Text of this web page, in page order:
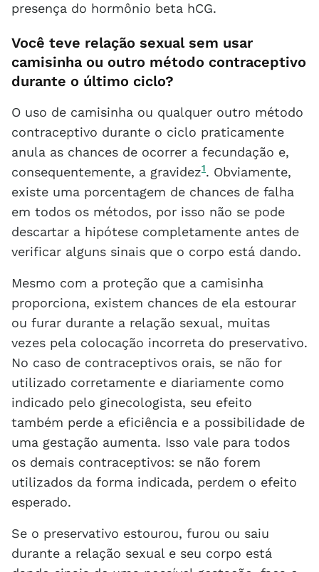
presença do hormônio beta hCG.
Você teve relação sexual sem usar
camisinha ou outro método contraceptivo
durante o último ciclo?
O uso de camisinha ou qualquer outro método
contraceptivo durante o ciclo praticamente
anula as chances de ocorrer a fecundação e,
consequentemente, a gravidez1. Obviamente,
existe uma porcentagem de chances de falha
em todos os métodos, por isso não se pode
descartar a hipótese completamente antes de
verificar alguns sinais que o corpo está dando.
Mesmo com a proteção que a camisinha
proporciona, existem chances de ela estourar
ou furar durante a relação sexual, muitas
vezes pela colocação incorreta do preservativo.
No caso de contraceptivos orais, se não for
utilizado corretamente e diariamente como
indicado pelo ginecologista, seu efeito
também perde a eficiência e a possibilidade de
uma gestação aumenta. Isso vale para todos
os demais contraceptivos: se não forem
utilizados da forma indicada, perdem o efeito
esperado.
Se o preservativo estourou, furou ou saiu
durante a relação sexual e seu corpo está